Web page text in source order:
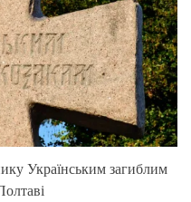
Українським загиблим